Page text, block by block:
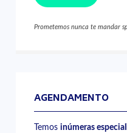
Prometemos nunca te mandar
AGENDAMENTO
Temosinúmeras